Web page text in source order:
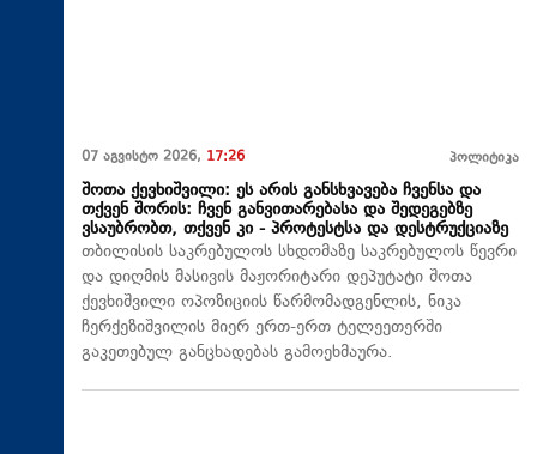
07 აგვისტო 2026, 17:26 პოლიტიკა
შოთა ქევხიშვილი: ეს არის განსხვავება ჩვენსა და
თქვენ შორის: ჩვენ განვითარებასა და შედეგებზე
ვსაუბრობთ, თქვენ კი - პროტესტსა და დესტრუქციაზე
თბილისის საკრებულოს სხდომაზე საკრებულოს წევრი
და დიღმის მასივის მაჟორიტარი დეპუტატი შოთა
ქევხიშვილი ოპოზიციის წარმომადგენლის, ნიკა
ჩერქეზიშვილის მიერ ერთ-ერთ ტელეეთერში
გაკეთებულ განცხადებას გამოეხმაურა.